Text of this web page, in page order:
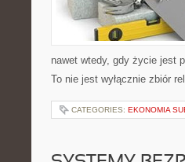
nawet wtedy, gdy życie jest
To nie jest wyłącznie zbiór
CATEGORIES: EKONOMIA